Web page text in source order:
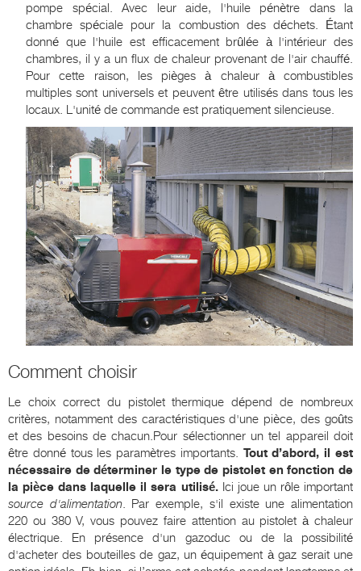
pompe spécial. Avec leur aide, l'huile pénètre dans la
chambre spéciale pour la combustion des déchets. Étant
donné que l'huile est efficacement brûlée à l'intérieur des
chambres, il y a un flux de chaleur provenant de l'air chauffé.
Pour cette raison, les pièges à chaleur à combustibles
multiples sont universels et peuvent être utilisés dans tous les
locaux. L'unité de commande est pratiquement silencieuse.
Comment choisir
Le choix correct du pistolet thermique dépend de nombreux
critères, notamment des caractéristiques d'une pièce, des goûts
et des besoins de chacun.Pour sélectionner un tel appareil doit
être donné tous les paramètres importants. Tout d’abord, il est
nécessaire de déterminer le type de pistolet en fonction de
la pièce dans laquelle il sera utilisé.Ici joue un rôle important
source d'alimentation. Par exemple, s'il existe une alimentation
220 ou 380 V, vous pouvez faire attention au pistolet à chaleur
électrique. En présence d'un gazoduc ou de la possibilité
d'acheter des bouteilles de gaz, un équipement à gaz serait une